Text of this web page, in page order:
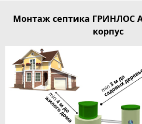
Монтаж септика ГРИНЛОС
корпус